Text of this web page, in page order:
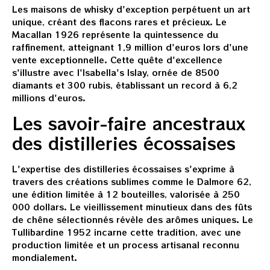
Les maisons de whisky d'exception perpétuent un art
unique, créant des flacons rares et précieux. Le
Macallan 1926 représente la quintessence du
raffinement, atteignant 1,9 million d'euros lors d'une
vente exceptionnelle. Cette quête d'excellence
s'illustre avec l'Isabella's Islay, ornée de 8500
diamants et 300 rubis, établissant un record à 6,2
millions d'euros.
Les savoir-faire ancestraux
des distilleries écossaises
L'expertise des distilleries écossaises s'exprime à
travers des créations sublimes comme le Dalmore 62,
une édition limitée à 12 bouteilles, valorisée à 250
000 dollars. Le vieillissement minutieux dans des fûts
de chêne sélectionnés révèle des arômes uniques. Le
Tullibardine 1952 incarne cette tradition, avec une
production limitée et un process artisanal reconnu
mondialement.